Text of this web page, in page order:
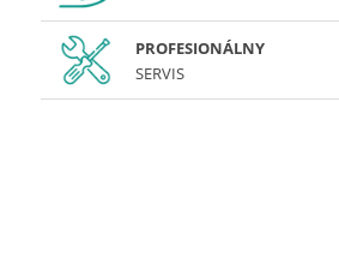
PROFESIONÁLNY
SERVIS